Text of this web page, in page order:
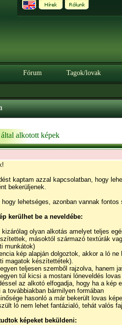
Fórum Tagok/lovak
alkotott képek
kaptam azzal kapcsolatban, hogy
bekerüljenek.
lehetséges, azonban vannak
kerülhet be a neveldébe:
olyan alkotás amelyet teljes
másoktól származó textúrák
munkátok)
kép alapján dolgoztok, akkor a ló
magatok készítettétek).
teljesen szemből rajzolva, hanem
túl kicsi a mostani lóneveldés
az alkotó elfogadja, hogy ha a kép
a továbbiakban bármilyen formában
hasonló a már bekerült lovas
ló nem lehet fantázialó, tehát valós
képeket beküldeni: